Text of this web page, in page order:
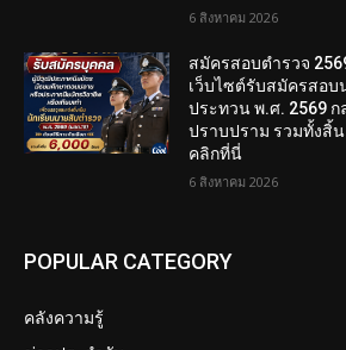
6 สิงหาคม 2026
สมัครสอบตํารวจ
เว็บไซต์รับสมัครสอ
ประทวน พ.ศ. 2569
ปราบปราม รวมทั้งสิ้
คลิกที่นี่
6 สิงหาคม 2026
POPULAR CATEGORY
คลังความรู้